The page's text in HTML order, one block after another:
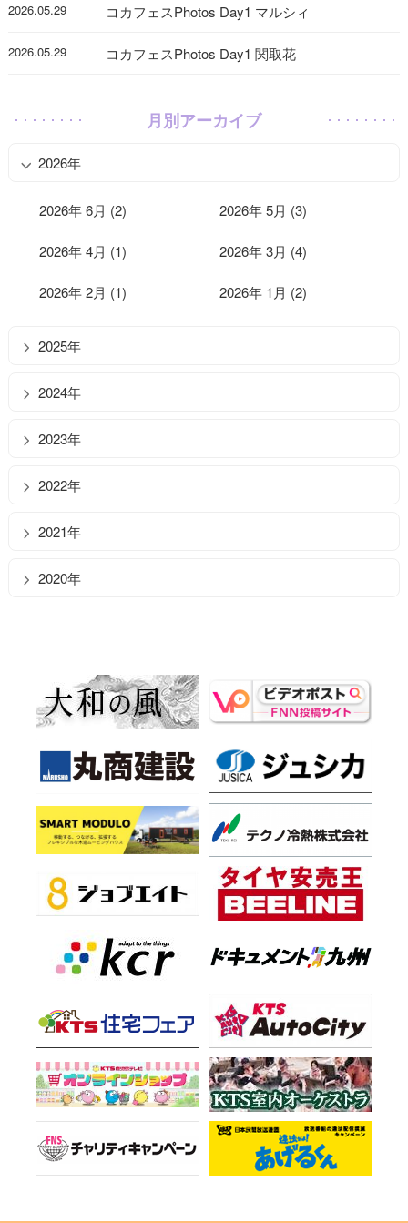
2026.05.29 コカフェスPhotos Day1 マルシィ
2026.05.29 コカフェスPhotos Day1 関取花
月別アーカイブ
2026年
2026年 6月 (2) 2026年 5月 (3)
2026年 4月 (1) 2026年 3月 (4)
2026年 2月 (1) 2026年 1月 (2)
2025年
2024年
2023年
2022年
2021年
2020年